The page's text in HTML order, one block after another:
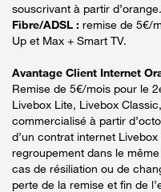
souscrivant à partir
Fibre/ADSL : remise de 5€/
Up et Max + Smart TV.
Avantage Client Internet
Remise de 5€/mois pour le
Livebox Lite, Livebox
commercialisé à partir
d’un contrat internet
regroupement dans le
cas de résiliation ou de
perte de la remise et fin de